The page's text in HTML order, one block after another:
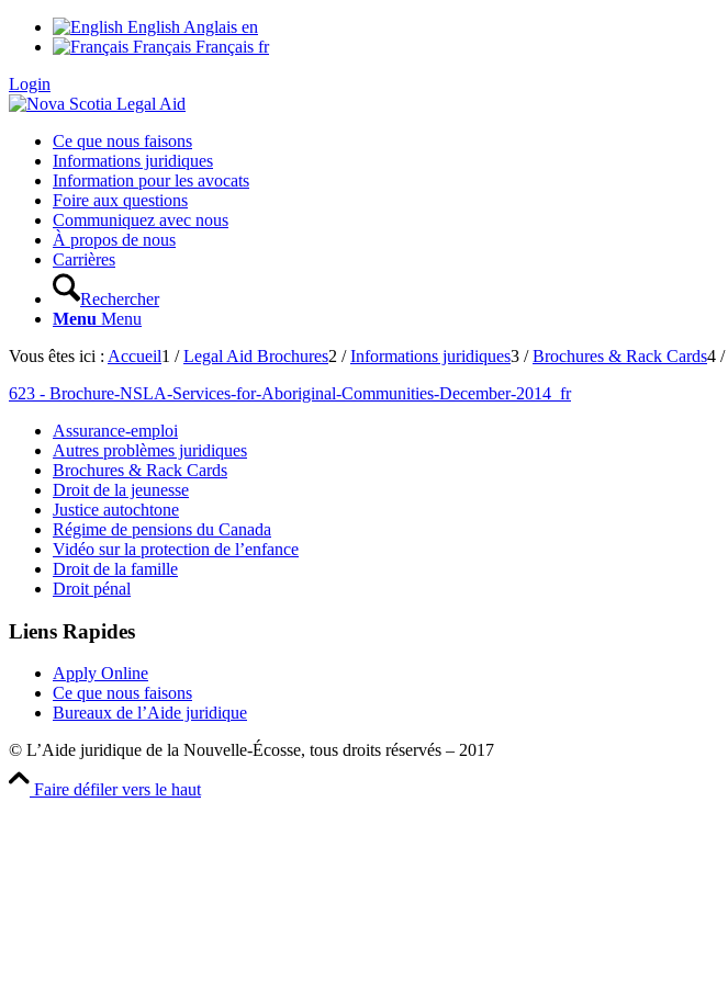
English Anglais en
Français Français fr
Login
Ce que nous faisons
Informations juridiques
Information pour les avocats
Foire aux questions
Communiquez avec nous
À propos de nous
Carrières
Rechercher
Menu Menu
Vous êtes ici : Accueil1 / Legal Aid Brochures2 / Informations juridiques3 / Brochures & Rack Cards4 /
623 - Brochure-NSLA-Services-for-Aboriginal-Communities-December-2014_fr
Assurance-emploi
Autres problèmes juridiques
Brochures & Rack Cards
Droit de la jeunesse
Justice autochtone
Régime de pensions du Canada
Vidéo sur la protection de l’enfance
Droit de la famille
Droit pénal
Liens Rapides
Apply Online
Ce que nous faisons
Bureaux de l’Aide juridique
© L’Aide juridique de la Nouvelle-Écosse, tous droits réservés – 2017
Faire défiler vers le haut